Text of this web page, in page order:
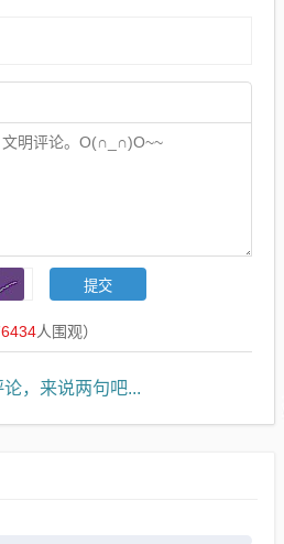
人围观）
，来说两句吧...